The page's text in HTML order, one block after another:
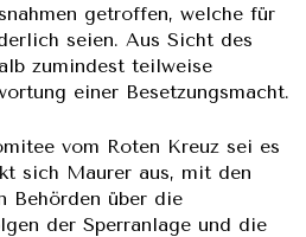
getroffen, welche für
seien. Aus Sicht des
zumindest teilweise
einer Besetzungsmacht.
vom Roten Kreuz sei es
sich Maurer aus, mit den
Behörden über die
der Sperranlage und die